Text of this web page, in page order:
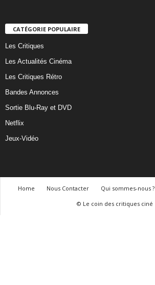
CATÉGORIE POPULAIRE
Les Critiques
Les Actualités Cinéma
Les Critiques Rétro
Bandes Annonces
Sortie Blu-Ray et DVD
Netflix
Jeux-Vidéo
Home Nous Contacter Qui sommes-nous ?
© Le coin des critiques ciné